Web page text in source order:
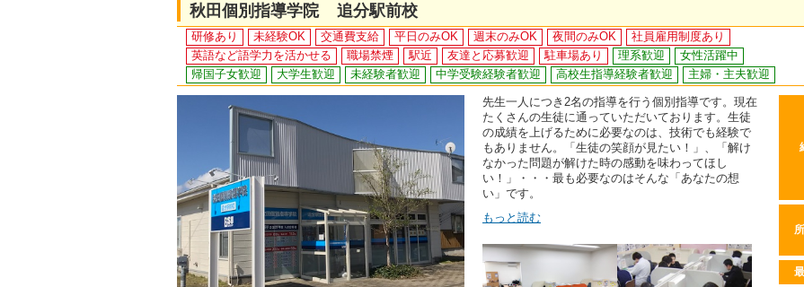
秋田個別指導学院 追分駅前校
研修あり 未経験OK 交通費支給 平日のみOK 週末のみOK 夜間のみOK
社員雇用制度あり
英語など語学力を活かせる
職場禁煙 駅近 友達と応募歓迎 駐車場あり 理系歓迎
女性活躍中
帰国子女歓迎
大学生歓迎 未経験者歓迎 中学受験経験者歓迎 高校生指導経験者歓迎 主婦・主夫歓迎
先生一人につき2名の指導を行う個別指導です。現在
たくさんの生徒に通っていただいております。生徒
の成績を上げるために必要なのは、技術でも経験で
もありません。「生徒の笑顔が見たい！」、「解け
なかった問題が解けた時の感動を味わってほし
い！」・・・最も必要なのはそんな「あなたの想
い」です。
もっと読む